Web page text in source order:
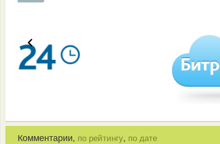
Комментарии, по рейтингу, по дате